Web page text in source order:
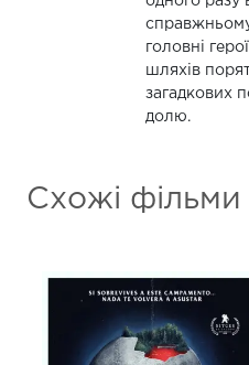
головні
шляхів
загадкових
долю.
Схожі фільми